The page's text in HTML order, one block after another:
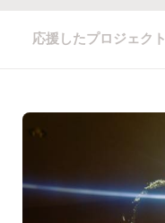
応援したプロジェクト